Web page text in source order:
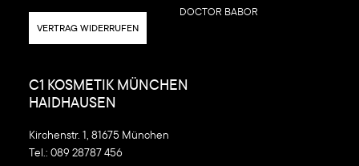
VERTRAG WIDERRUFEN
DOCTOR BABOR
C1 KOSMETIK MÜNCHEN
HAIDHAUSEN
Kirchenstr. 1, 81675 München
Tel.: 089 28787 456